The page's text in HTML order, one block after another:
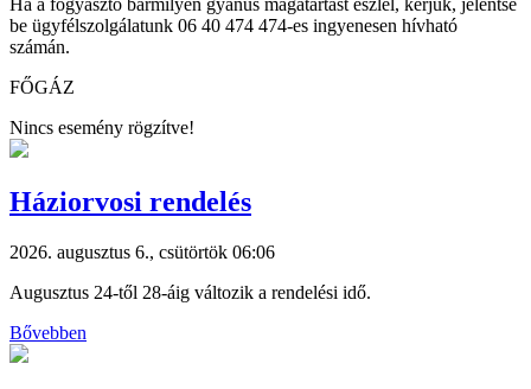
be ügyfélszolgálatunk 06 40 474 474-es ingyenesen hívható
számán.
FŐGÁZ
Nincs esemény rögzítve!
Háziorvosi rendelés
2026. augusztus 6., csütörtök 06:06
Augusztus 24-től 28-áig változik a rendelési idő.
Bővebben